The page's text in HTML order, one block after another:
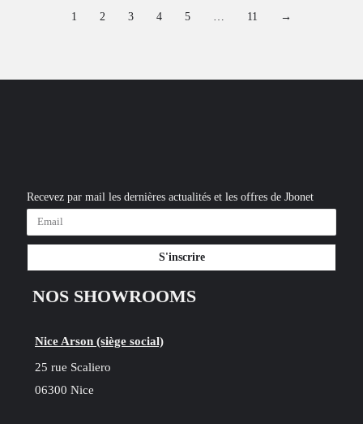
1 2 3 4 5 11 →
Recevez par mail les dernières actualités et les offres de Jbonet
S'inscrire
NOS SHOWROOMS
Nice Arson (siège social)
25 rue Scaliero
06300 Nice